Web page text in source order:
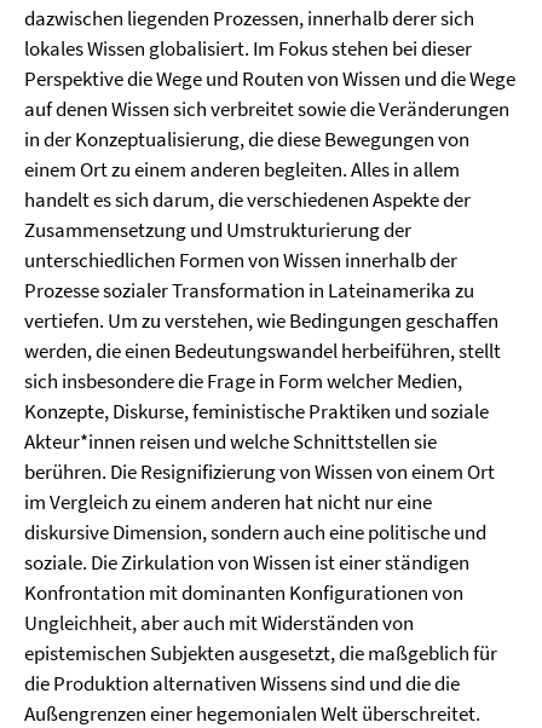
dazwischen liegenden Prozessen, innerhalb derer sich
lokales Wissen globalisiert. Im Fokus stehen bei dieser
Perspektive die Wege und Routen von Wissen und die Wege
auf denen Wissen sich verbreitet sowie die Veränderungen
in der Konzeptualisierung, die diese Bewegungen von
einem Ort zu einem anderen begleiten. Alles in allem
handelt es sich darum, die verschiedenen Aspekte der
Zusammensetzung und Umstrukturierung der
unterschiedlichen Formen von Wissen innerhalb der
Prozesse sozialer Transformation in Lateinamerika zu
vertiefen. Um zu verstehen, wie Bedingungen geschaffen
werden, die einen Bedeutungswandel herbeiführen, stellt
sich insbesondere die Frage in Form welcher Medien,
Konzepte, Diskurse, feministische Praktiken und soziale
Akteur*innen reisen und welche Schnittstellen sie
berühren. Die Resignifizierung von Wissen von einem Ort
im Vergleich zu einem anderen hat nicht nur eine
diskursive Dimension, sondern auch eine politische und
soziale. Die Zirkulation von Wissen ist einer ständigen
Konfrontation mit dominanten Konfigurationen von
Ungleichheit, aber auch mit Widerständen von
epistemischen Subjekten ausgesetzt, die maßgeblich für
die Produktion alternativen Wissens sind und die die
Außengrenzen einer hegemonialen Welt überschreitet.